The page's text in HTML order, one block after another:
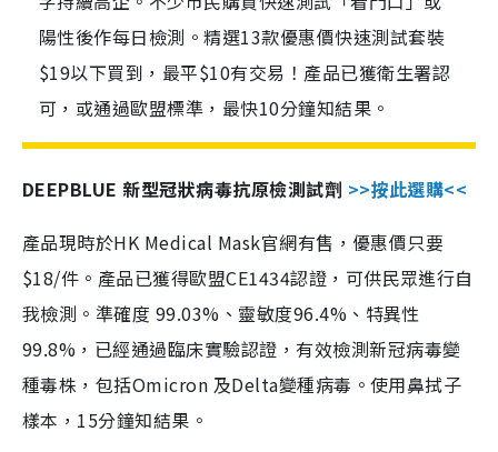
陽性後作每日檢測。精選13款優惠價快速測試套裝
$19以下買到，最平$10有交易！產品已獲衛生署認
可，或通過歐盟標準，最快10分鐘知結果。
DEEPBLUE 新型冠狀病毒抗原檢測試劑 >>按此選購<<
產品現時於HK Medical Mask官網有售，優惠價只要
$18/件。產品已獲得歐盟CE1434認證，可供民眾進行自
我檢測。準確度 99.03%、靈敏度96.4%、特異性
99.8%，已經通過臨床實驗認證，有效檢測新冠病毒變
種毒株，包括Omicron 及Delta變種病毒。使用鼻拭子
樣本，15分鐘知結果。